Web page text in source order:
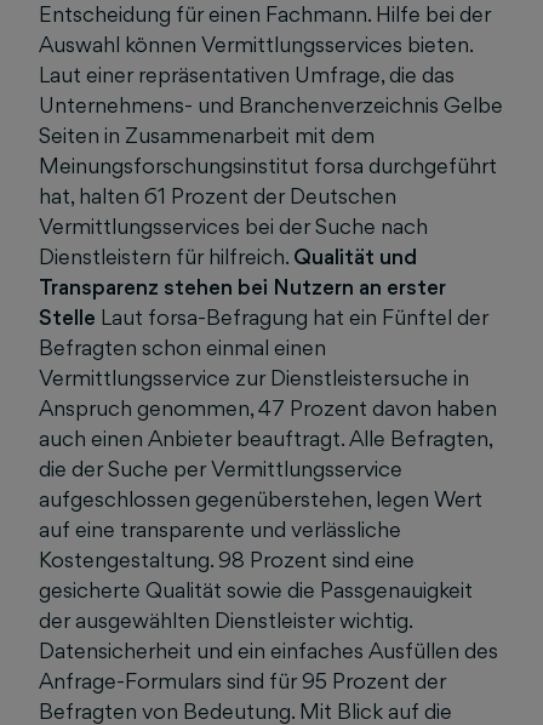
Entscheidung für einen Fachmann. Hilfe bei der
Auswahl können Vermittlungsservices bieten.
Laut einer repräsentativen Umfrage, die das
Unternehmens- und Branchenverzeichnis Gelbe
Seiten in Zusammenarbeit mit dem
Meinungsforschungsinstitut forsa durchgeführt
hat, halten 61 Prozent der Deutschen
Vermittlungsservices bei der Suche nach
Dienstleistern für hilfreich. Qualität und
Transparenz stehen bei Nutzern an erster
Stelle Laut forsa-Befragung hat ein Fünftel der
Befragten schon einmal einen
Vermittlungsservice zur Dienstleistersuche in
Anspruch genommen, 47 Prozent davon haben
auch einen Anbieter beauftragt. Alle Befragten,
die der Suche per Vermittlungsservice
aufgeschlossen gegenüberstehen, legen Wert
auf eine transparente und verlässliche
Kostengestaltung. 98 Prozent sind eine
gesicherte Qualität sowie die Passgenauigkeit
der ausgewählten Dienstleister wichtig.
Datensicherheit und ein einfaches Ausfüllen des
Anfrage-Formulars sind für 95 Prozent der
Befragten von Bedeutung. Mit Blick auf die